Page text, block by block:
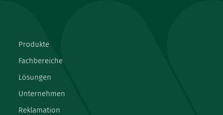
Produkte
Fachbereiche
Lösungen
Unternehmen
Reklamation